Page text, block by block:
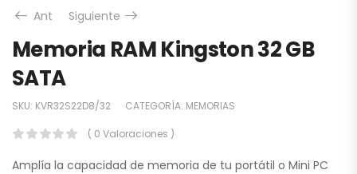
Ant
Siguiente
Memoria RAM Kingston 32 GB
SATA
SKU: KVR32S22D8/32 CATEGORÍA: MEMORIAS
( 0 Valoraciones )
Amplía la capacidad de memoria de tu portátil o Mini PC